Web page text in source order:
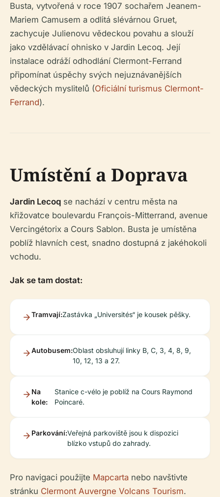
Busta, vytvořená v roce 1907 sochařem Jeanem-
Mariem Camusem a odlitá slévárnou Gruet,
zachycuje Julienovu vědeckou povahu a slouží
jako vzdělávací ohnisko v Jardin Lecoq. Její
instalace odráží odhodlání Clermont-Ferrand
připomínat úspěchy svých nejuznávanějších
vědeckých myslitelů (Oficiální turismus Clermont-
Ferrand).
Umístění a Doprava
Jardin Lecoq se nachází v centru města na
křižovatce boulevardu François-Mitterrand, avenue
Vercingétorix a Cours Sablon. Busta je umístěna
poblíž hlavních cest, snadno dostupná z jakéhokoli
vchodu.
Jak se tam dostat:
Tramvají:Zastávka „Universités“ je kousek pěšky.
Autobusem:Oblast obsluhují linky B, C, 3, 4, 8, 9,
10, 12, 13 a 27.
Na
kole:
Stanice c-vélo je poblíž na Cours Raymond
Poincaré.
Parkování:Veřejná parkoviště jsou k dispozici
blízko vstupů do zahrady.
Pro navigaci použijte Mapcarta nebo navštivte
stránku Clermont Auvergne Volcans Tourism.